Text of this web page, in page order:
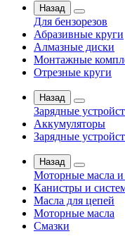
Назад
Для бензорезов
Абразивные круги
Алмазные диски
Монтажные
Отрезные круги
Назад
Зарядные
Аккумуляторы
Зарядные
Назад
Моторные масла
Канистры и
Масла для цепей
Моторные масла
Смазки